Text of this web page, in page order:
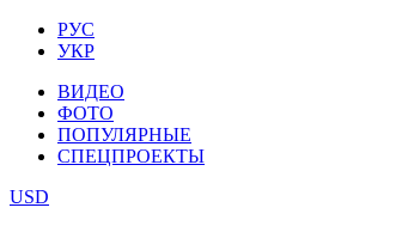
РУС
УКР
ВИДЕО
ФОТО
ПОПУЛЯРНЫЕ
СПЕЦПРОЕКТЫ
USD